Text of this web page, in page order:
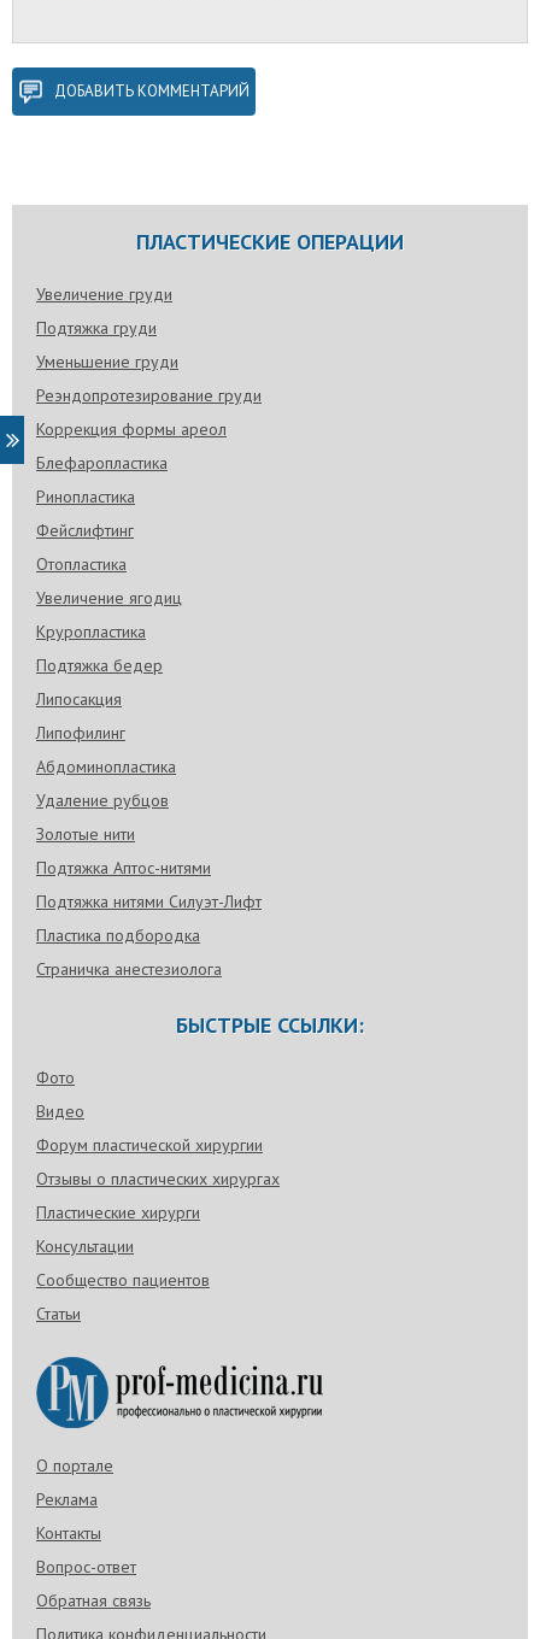
ДОБАВИТЬ КОММЕНТАРИЙ
ПЛАСТИЧЕСКИЕ ОПЕРАЦИИ
Увеличение груди
Подтяжка груди
Уменьшение груди
Реэндопротезирование груди
Коррекция формы ареол
Блефаропластика
Ринопластика
Фейслифтинг
Отопластика
Увеличение ягодиц
Круропластика
Подтяжка бедер
Липосакция
Липофилинг
Абдоминопластика
Удаление рубцов
Золотые нити
Подтяжка Аптос-нитями
Подтяжка нитями Силуэт-Лифт
Пластика подбородка
Страничка анестезиолога
БЫСТРЫЕ ССЫЛКИ:
Фото
Видео
Форум пластической хирургии
Отзывы о пластических хирургах
Пластические хирурги
Консультации
Сообщество пациентов
Статьи
О портале
Реклама
Контакты
Вопрос-ответ
Обратная связь
Политика конфиденциальности